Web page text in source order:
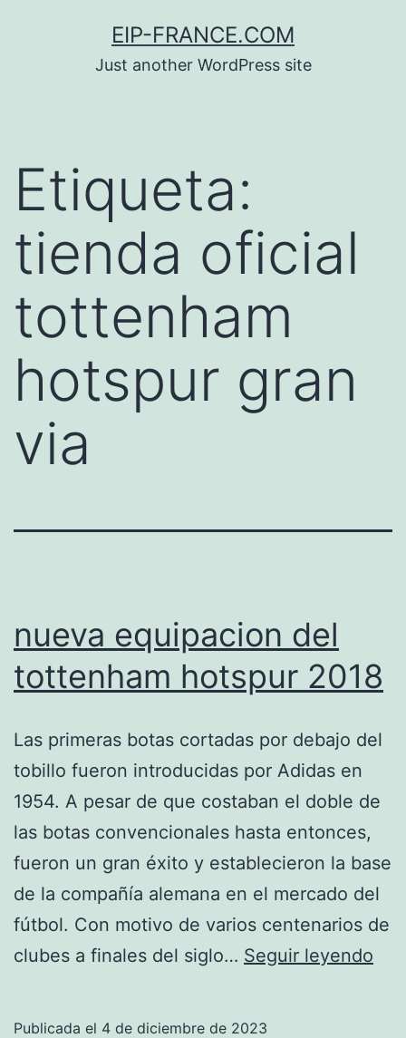
EIP-FRANCE.COM
Just another WordPress site
Etiqueta:
tienda oficial
tottenham
hotspur gran
via
nueva equipacion del
tottenham hotspur 2018
Las primeras botas cortadas por debajo del
tobillo fueron introducidas por Adidas en
1954. A pesar de que costaban el doble de
las botas convencionales hasta entonces,
fueron un gran éxito y establecieron la base
de la compañía alemana en el mercado del
fútbol. Con motivo de varios centenarios de
clubes a finales del siglo… Seguir leyendo
Publicada el 4 de diciembre de 2023